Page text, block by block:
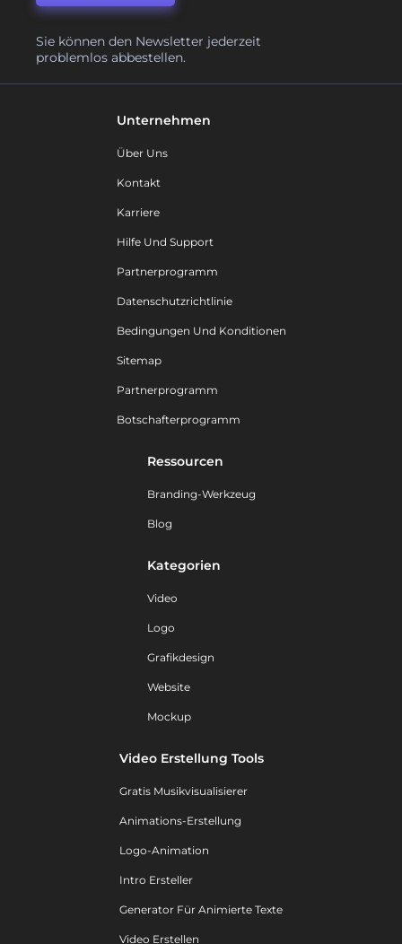
Sie können den Newsletter jederzeit
problemlos abbestellen.
Unternehmen
Über Uns
Kontakt
Karriere
Hilfe Und Support
Partnerprogramm
Datenschutzrichtlinie
Bedingungen Und Konditionen
Sitemap
Partnerprogramm
Botschafterprogramm
Ressourcen
Branding-Werkzeug
Blog
Kategorien
Video
Logo
Grafikdesign
Website
Mockup
Video Erstellung Tools
Gratis Musikvisualisierer
Animations-Erstellung
Logo-Animation
Intro Ersteller
Generator Für Animierte Texte
Video Erstellen